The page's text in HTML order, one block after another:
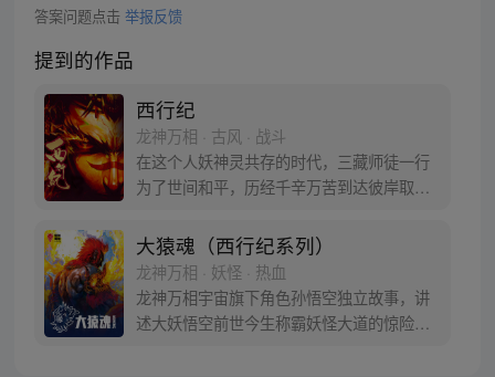
答案问题点击 举报反馈
提到的作品
西行纪
龙神万相 · 古风 · 战斗
在这个人妖神灵共存的时代，三藏师徒一行
为了世间和平，历经千辛万苦到达彼岸取
变得美好….随着阴谋慢慢揭露，暗魂四起,
为了让“永恒之火”重新归位，小狼妖白狼不
辞万难，找到唐三藏大法师，和他一起重新
寻回徒弟们，组成全新“西行小队”，再度踏
上西行之旅……
大猿魂（西行纪系列）
龙神万相 · 妖怪 · 热血
龙神万相宇宙旗下角色孙悟空独立故事，讲
述大妖悟空前世今生称霸妖怪大道的惊险历